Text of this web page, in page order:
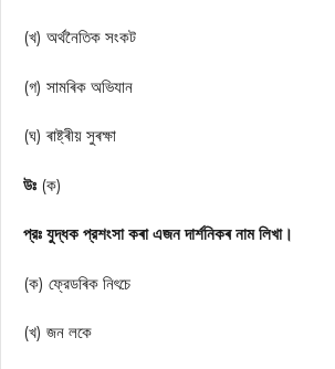
(খ) অর্থনৈতিক সংকট
(গ) সামৰিক অভিযান
(ঘ) ৰাষ্ট্ৰীয় সুৰক্ষা
উঃ (ক)
প্রঃ যুদ্ধক প্রশংসা কৰা এজন দার্শনিকৰ নাম লিখা।
(ক) ফ্রেডৰিক নিৎচে
(খ) জন লকে